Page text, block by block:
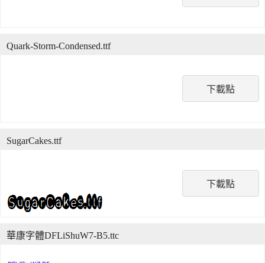
下載點
Quark-Storm-Condensed.ttf
下載點
SugarCakes.ttf
華康字體DFLiShuW7-B5.ttc